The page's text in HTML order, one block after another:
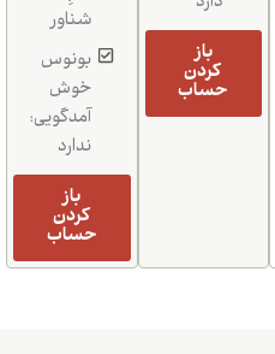
باز
کردن
حساب
شناور
بونوس
خوش
آمدگویی:
ندارد
باز
کردن
حساب